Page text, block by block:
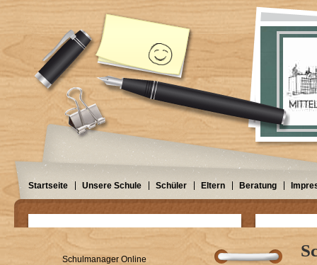
Startseite Unsere Schule Schüler Eltern Beratung
Schulmanager Online